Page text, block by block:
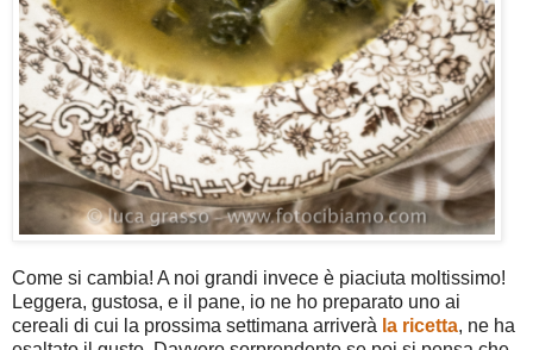
Come si cambia! A noi grandi invece è piaciuta moltissimo!
Leggera, gustosa, e il pane, io ne ho preparato uno ai
cereali di cui la prossima settimana arriverà la ricetta, ne ha